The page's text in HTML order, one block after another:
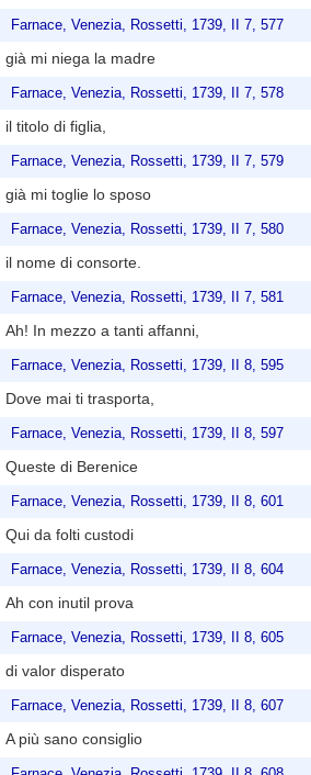
Farnace, Venezia, Rossetti, 1739, II 7, 577
già mi niega la madre
Farnace, Venezia, Rossetti, 1739, II 7, 578
il titolo di figlia,
Farnace, Venezia, Rossetti, 1739, II 7, 579
già mi toglie lo sposo
Farnace, Venezia, Rossetti, 1739, II 7, 580
il nome di consorte.
Farnace, Venezia, Rossetti, 1739, II 7, 581
Ah! In mezzo a tanti affanni,
Farnace, Venezia, Rossetti, 1739, II 8, 595
Dove mai ti trasporta,
Farnace, Venezia, Rossetti, 1739, II 8, 597
Queste di Berenice
Farnace, Venezia, Rossetti, 1739, II 8, 601
Qui da folti custodi
Farnace, Venezia, Rossetti, 1739, II 8, 604
Ah con inutil prova
Farnace, Venezia, Rossetti, 1739, II 8, 605
di valor disperato
Farnace, Venezia, Rossetti, 1739, II 8, 607
A più sano consiglio